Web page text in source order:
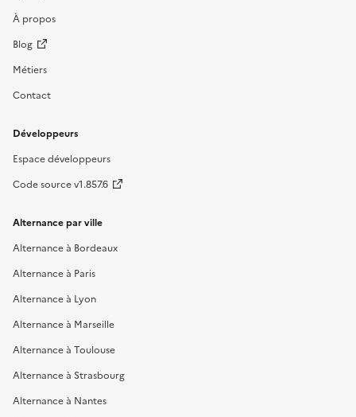
À propos
Blog
Métiers
Contact
Développeurs
Espace développeurs
Code source v1.857.6
Alternance par ville
Alternance à Bordeaux
Alternance à Paris
Alternance à Lyon
Alternance à Marseille
Alternance à Toulouse
Alternance à Strasbourg
Alternance à Nantes